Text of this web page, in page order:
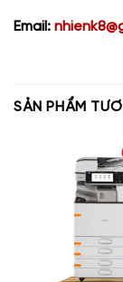
Email:
SẢN PHẨM